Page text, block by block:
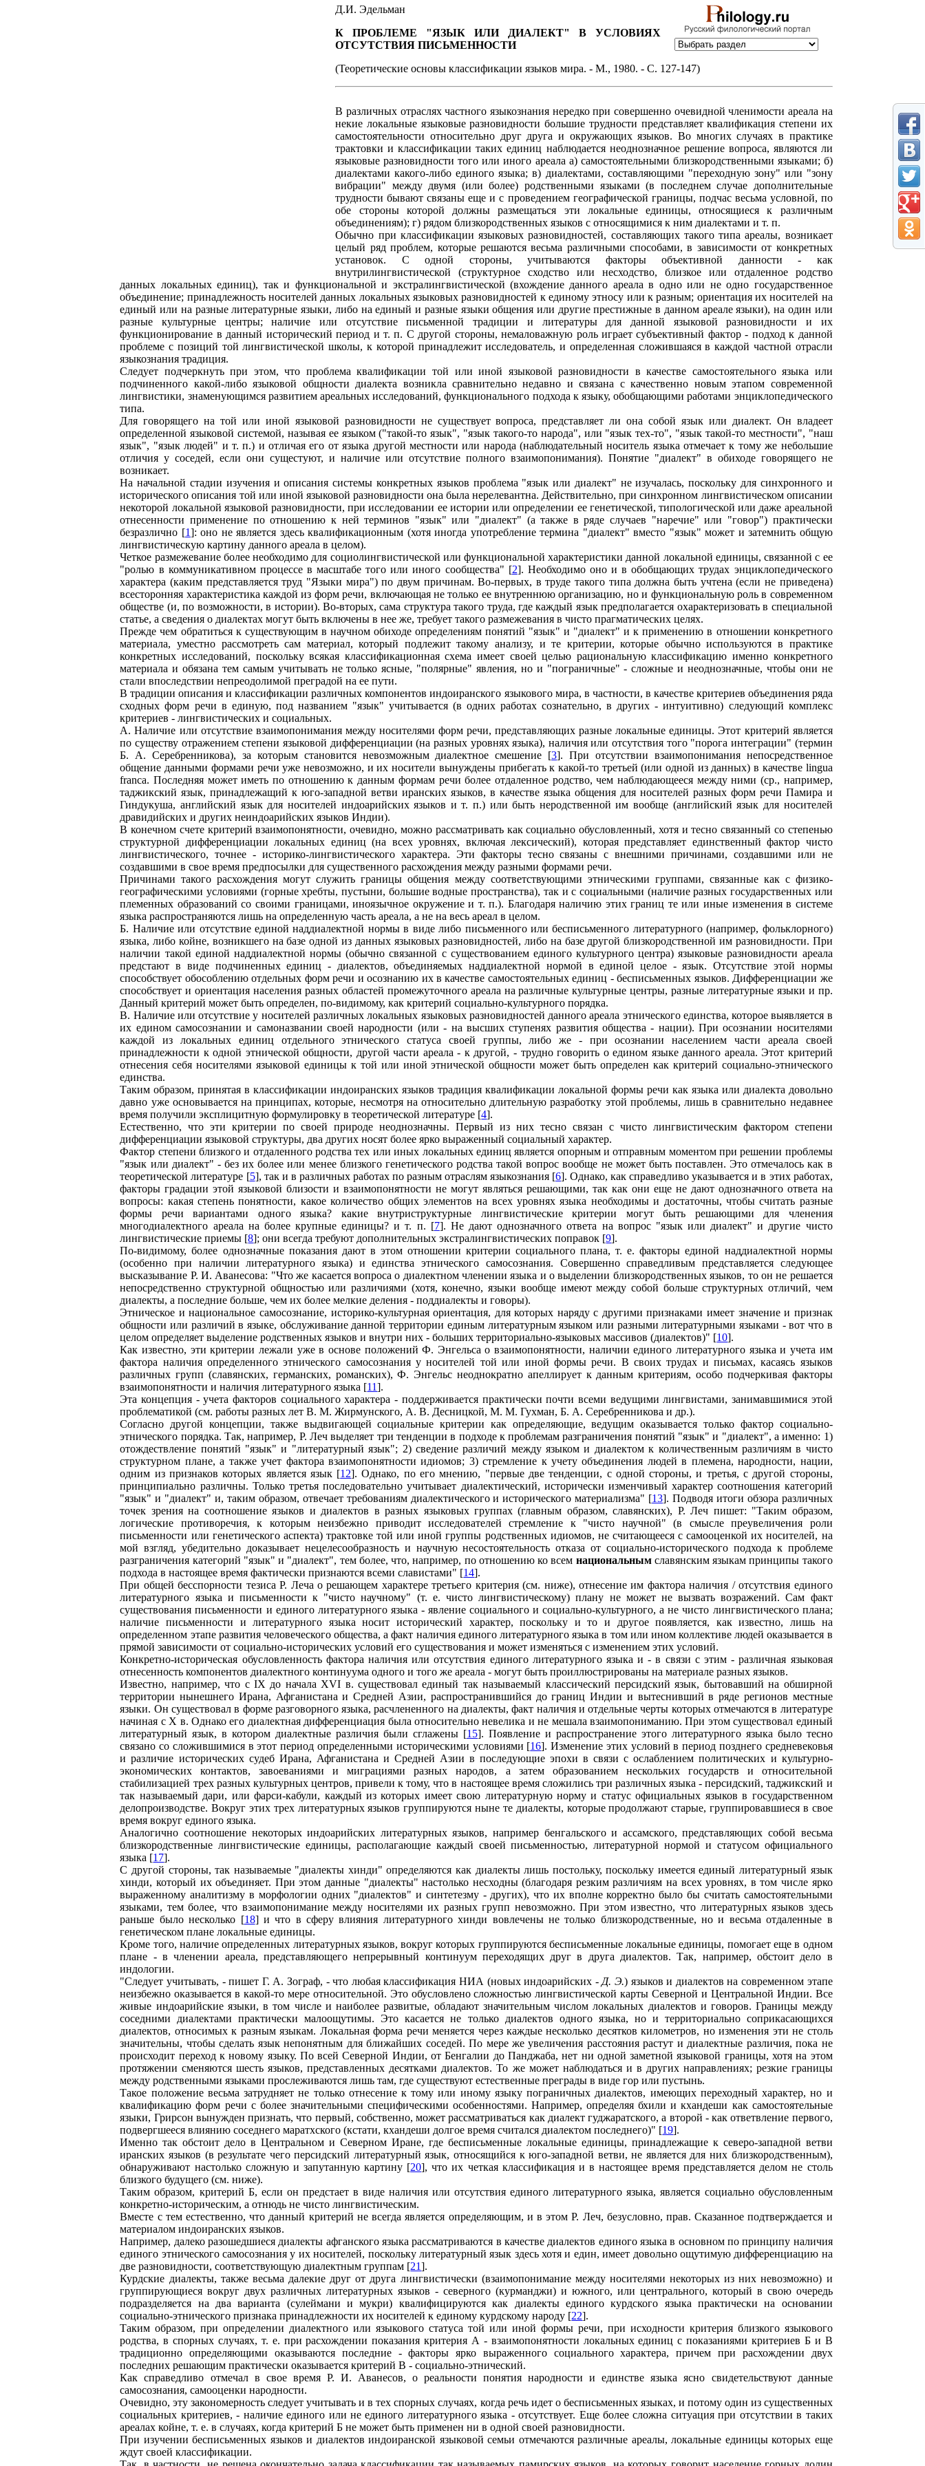
Д.И. Эдельман
К ПРОБЛЕМЕ "ЯЗЫК ИЛИ ДИАЛЕКТ" В УСЛОВИЯХ
ОТСУТСТВИЯ ПИСЬМЕННОСТИ
(Теоретические основы классификации языков мира. - М., 1980. - С. 127-147)
В различных отраслях частного языкознания нередко при совершенно очевидной членимости ареала на
некие локальные языковые разновидности большие трудности представляет квалификация степени их
самостоятельности относительно друг друга и окружающих языков. Во многих случаях в практике
трактовки и классификации таких единиц наблюдается неоднозначное решение вопроса, являются ли
языковые разновидности того или иного ареала а) самостоятельными близкородственными языками; б)
диалектами какого-либо единого языка; в) диалектами, составляющими "переходную зону" или "зону
вибрации" между двумя (или более) родственными языками (в последнем случае дополнительные
трудности бывают связаны еще и с проведением географической границы, подчас весьма условной, по
обе стороны которой должны размещаться эти локальные единицы, относящиеся к различным
объединениям); г) рядом близкородственных языков с относящимися к ним диалектами и т. п.
Обычно при классификации языковых разновидностей, составляющих такого типа ареалы, возникает
целый ряд проблем, которые решаются весьма различными способами, в зависимости от конкретных
установок. С одной стороны, учитываются факторы объективной данности - как
внутрилингвистической (структурное сходство или несходство, близкое или отдаленное родство
данных локальных единиц), так и функциональной и экстралингвистической (вхождение данного ареала в одно или не одно государственное
объединение; принадлежность носителей данных локальных языковых разновидностей к единому этносу или к разным; ориентация их носителей на
единый или на разные литературные языки, либо на единый и разные языки общения или другие престижные в данном ареале языки), на один или
разные культурные центры; наличие или отсутствие письменной традиции и литературы для данной языковой разновидности и их
функционирование в данный исторический период и т. п. С другой стороны, немаловажную роль играет субъективный фактор - подход к данной
проблеме с позиций той лингвистической школы, к которой принадлежит исследователь, и определенная сложившаяся в каждой частной отрасли
языкознания традиция.
Следует подчеркнуть при этом, что проблема квалификации той или иной языковой разновидности в качестве самостоятельного языка или
подчиненного какой-либо языковой общности диалекта возникла сравнительно недавно и связана с качественно новым этапом современной
лингвистики, знаменующимся развитием ареальных исследований, функционального подхода к языку, обобщающими работами энциклопедического
типа.
Для говорящего на той или иной языковой разновидности не существует вопроса, представляет ли она собой язык или диалект. Он владеет
определенной языковой системой, называя ее языком ("такой-то язык", "язык такого-то народа", или "язык тех-то", "язык такой-то местности", "наш
язык", "язык людей" и т. п.) и отличая его от языка другой местности или народа (наблюдательный носитель языка отмечает к тому же небольшие
отличия у соседей, если они сущестуют, и наличие или отсутствие полного взаимопонимания). Понятие "диалект" в обиходе говорящего не
возникает.
На начальной стадии изучения и описания системы конкретных языков проблема "язык или диалект" не изучалась, поскольку для синхронного и
исторического описания той или иной языковой разновидности она была нерелевантна. Действительно, при синхронном лингвистическом описании
некоторой локальной языковой разновидности, при исследовании ее истории или определении ее генетической, типологической или даже ареальной
отнесенности применение по отношению к ней терминов "язык" или "диалект" (а также в ряде случаев "наречие" или "говор") практически
безразлично [1]: оно не является здесь квалификационным (хотя иногда употребление термина "диалект" вместо "язык" может и затемнить общую
лингвистическую картину данного ареала в целом).
Четкое размежевание более необходимо для социолингвистической или функциональной характеристики данной локальной единицы, связанной с ее
"ролью в коммуникативном процессе в масштабе того или иного сообщества" [2]. Необходимо оно и в обобщающих трудах энциклопедического
характера (каким представляется труд "Языки мира") по двум причинам. Во-первых, в труде такого типа должна быть учтена (если не приведена)
всесторонняя характеристика каждой из форм речи, включающая не только ее внутреннюю организацию, но и функциональную роль в современном
обществе (и, по возможности, в истории). Во-вторых, сама структура такого труда, где каждый язык предполагается охарактеризовать в специальной
статье, а сведения о диалектах могут быть включены в нее же, требует такого размежевания в чисто прагматических целях.
Прежде чем обратиться к существующим в научном обиходе определениям понятий "язык" и "диалект" и к применению в отношении конкретного
материала, уместно рассмотреть сам материал, который подлежит такому анализу, и те критерии, которые обычно используются в практике
конкретных исследований, поскольку всякая классификационная схема имеет своей целью рациональную классификацию именно конкретного
материала и обязана тем самым учитывать не только ясные, "полярные" явления, но и "пограничные" - сложные и неоднозначные, чтобы они не
стали впоследствии непреодолимой преградой на ее пути.
В традиции описания и классификации различных компонентов индоиранского языкового мира, в частности, в качестве критериев объединения ряда
сходных форм речи в единую, под названием "язык" учитывается (в одних работах сознательно, в других - интуитивно) следующий комплекс
критериев - лингвистических и социальных.
А. Наличие или отсутствие взаимопонимания между носителями форм речи, представляющих разные локальные единицы. Этот критерий является
по существу отражением степени языковой дифференциации (на разных уровнях языка), наличия или отсутствия того "порога интеграции" (термин
Б. А. Серебренникова), за которым становится невозможным диалектное смешение [3]. При отсутствии взаимопонимания непосредственное
общение данными формами речи уже невозможно, и их носители вынуждены прибегать к какой-то третьей (или одной из данных) в качестве lingua
franca. Последняя может иметь по отношению к данным формам речи более отдаленное родство, чем наблюдающееся между ними (ср., например,
таджикский язык, принадлежащий к юго-западной ветви иранских языков, в качестве языка общения для носителей разных форм речи Памира и
Гиндукуша, английский язык для носителей индоарийских языков и т. п.) или быть неродственной им вообще (английский язык для носителей
дравидийских и других неиндоарийских языков Индии).
В конечном счете критерий взаимопонятности, очевидно, можно рассматривать как социально обусловленный, хотя и тесно связанный со степенью
структурной дифференциации локальных единиц (на всех уровнях, включая лексический), которая представляет единственный фактор чисто
лингвистического, точнее - историко-лингвистического характера. Эти факторы тесно связаны с внешними причинами, создавшими или не
создавшими в свое время предпосылки для существенного расхождения между разными формами речи.
Причинами такого расхождения могут служить границы общения между соответствующими этническими группами, связанные как с физико-
географическими условиями (горные хребты, пустыни, большие водные пространства), так и с социальными (наличие разных государственных или
племенных образований со своими границами, иноязычное окружение и т. п.). Благодаря наличию этих границ те или иные изменения в системе
языка распространяются лишь на определенную часть ареала, а не на весь ареал в целом.
Б. Наличие или отсутствие единой наддиалектной нормы в виде либо письменного или бесписьменного литературного (например, фольклорного)
языка, либо койне, возникшего на базе одной из данных языковых разновидностей, либо на базе другой близкородственной им разновидности. При
наличии такой единой наддиалектной нормы (обычно связанной с существованием единого культурного центра) языковые разновидности ареала
предстают в виде подчиненных единиц - диалектов, объединяемых наддиалектной нормой в единой целое - язык. Отсутствие этой нормы
способствует обособлению отдельных форм речи и осознанию их в качестве самостоятельных единиц - бесписьменных языков. Дифференциации же
способствует и ориентация населения разных областей промежуточного ареала на различные культурные центры, разные литературные языки и пр.
Данный критерий может быть определен, по-видимому, как критерий социально-культурного порядка.
В. Наличие или отсутствие у носителей различных локальных языковых разновидностей данного ареала этнического единства, которое выявляется в
их едином самосознании и самоназвании своей народности (или - на высших ступенях развития общества - нации). При осознании носителями
каждой из локальных единиц отдельного этнического статуса своей группы, либо же - при осознании населением части ареала своей
принадлежности к одной этнической общности, другой части ареала - к другой, - трудно говорить о едином языке данного ареала. Этот критерий
отнесения себя носителями языковой единицы к той или иной этнической общности может быть определен как критерий социально-этнического
единства.
Таким образом, принятая в классификации индоиранских языков традиция квалификации локальной формы речи как языка или диалекта довольно
давно уже основывается на принципах, которые, несмотря на относительно длительную разработку этой проблемы, лишь в сравнительно недавнее
время получили эксплицитную формулировку в теоретической литературе [4].
Естественно, что эти критерии по своей природе неоднозначны. Первый из них тесно связан с чисто лингвистическим фактором степени
дифференциации языковой структуры, два других носят более ярко выраженный социальный характер.
Фактор степени близкого и отдаленного родства тех или иных локальных единиц является опорным и отправным моментом при решении проблемы
"язык или диалект" - без их более или менее близкого генетического родства такой вопрос вообще не может быть поставлен. Это отмечалось как в
теоретической литературе [5], так и в различных работах по разным отраслям языкознания [6]. Однако, как справедливо указывается и в этих работах,
факторы градации этой языковой близости и взаимопонятности не могут являться решающими, так как они еще не дают однозначного ответа на
вопросы: какая степень понятности, какое количество общих элементов на всех уровнях языка необходимы и достаточны, чтобы считать разные
формы речи вариантами одного языка? какие внутриструктурные лингвистические критерии могут быть решающими для членения
многодиалектного ареала на более крупные единицы? и т. п. [7]. Не дают однозначного ответа на вопрос "язык или диалект" и другие чисто
лингвистические приемы [8]; они всегда требуют дополнительных экстралингвистических поправок [9].
По-видимому, более однозначные показания дают в этом отношении критерии социального плана, т. е. факторы единой наддиалектной нормы
(особенно при наличии литературного языка) и единства этнического самосознания. Совершенно справедливым представляется следующее
высказывание Р. И. Аванесова: "Что же касается вопроса о диалектном членении языка и о выделении близкородственных языков, то он не решается
непосредственно структурной общностью или различиями (хотя, конечно, языки вообще имеют между собой больше структурных отличий, чем
диалекты, а последние больше, чем их более мелкие деления - поддиалекты и говоры).
Этническое и национальное самосознание, историко-культурная ориентация, для которых наряду с другими признаками имеет значение и признак
общности или различий в языке, обслуживание данной территории единым литературным языком или разными литературными языками - вот что в
целом определяет выделение родственных языков и внутри них - больших территориально-языковых массивов (диалектов)" [10].
Как известно, эти критерии лежали уже в основе положений Ф. Энгельса о взаимопонятности, наличии единого литературного языка и учета им
фактора наличия определенного этнического самосознания у носителей той или иной формы речи. В своих трудах и письмах, касаясь языков
различных групп (славянских, германских, романских), Ф. Энгельс неоднократно апеллирует к данным критериям, особо подчеркивая факторы
взаимопонятности и наличия литературного языка [11].
Эта концепция - учета факторов социального характера - поддерживается практически почти всеми ведущими лингвистами, занимавшимися этой
проблематикой (см. работы разных лет В. М. Жирмунского, А. В. Десницкой, М. М. Гухман, Б. А. Серебренникова и др.).
Согласно другой концепции, также выдвигающей социальные критерии как определяющие, ведущим оказывается только фактор социально-
этнического порядка. Так, например, Р. Леч выделяет три тенденции в подходе к проблемам разграничения понятий "язык" и "диалект", а именно: 1)
отождествление понятий "язык" и "литературный язык"; 2) сведение различий между языком и диалектом к количественным различиям в чисто
структурном плане, а также учет фактора взаимопонятности идиомов; 3) стремление к учету объединения людей в племена, народности, нации,
одним из признаков которых является язык [12]. Однако, по его мнению, "первые две тенденции, с одной стороны, и третья, с другой стороны,
принципиально различны. Только третья последовательно учитывает диалектический, исторически изменчивый характер соотношения категорий
"язык" и "диалект" и, таким образом, отвечает требованиям диалектического и исторического материализма" [13]. Подводя итоги обзора различных
точек зрения на соотношение языков и диалектов в разных языковых группах (главным образом, славянских), Р. Леч пишет: "Таким образом,
логические противоречия, к которым неизбежно приводит исследователей стремление к "чисто научной" (в смысле преувеличения роли
письменности или генетического аспекта) трактовке той или иной группы родственных идиомов, не считающееся с самооценкой их носителей, на
мой взгляд, убедительно доказывает нецелесообразность и научную несостоятельность отказа от социально-исторического подхода к проблеме
разграничения категорий "язык" и "диалект", тем более, что, например, по отношению ко всем национальнымславянским языкам принципы такого
подхода в настоящее время фактически признаются всеми славистами" [14].
При общей бесспорности тезиса Р. Леча о решающем характере третьего критерия (см. ниже), отнесение им фактора наличия / отсутствия единого
литературного языка и письменности к "чисто научному" (т. е. чисто лингвистическому) плану не может не вызвать возражений. Сам факт
существования письменности и единого литературного языка - явление социального и социально-культурного, а не чисто лингвистического плана;
наличие письменности и литературного языка носит исторический характер, поскольку и то и другое появляется, как известно, лишь на
определенном этапе развития человеческого общества, а факт наличия единого литературного языка в том или ином коллективе людей оказывается в
прямой зависимости от социально-исторических условий его существования и может изменяться с изменением этих условий.
Конкретно-историческая обусловленность фактора наличия или отсутствия единого литературного языка и - в связи с этим - различная языковая
отнесенность компонентов диалектного континуума одного и того же ареала - могут быть проиллюстрированы на материале разных языков.
Известно, например, что с IX до начала XVI в. существовал единый так называемый классический персидский язык, бытовавший на обширной
территории нынешнего Ирана, Афганистана и Средней Азии, распространившийся до границ Индии и вытеснивший в ряде регионов местные
языки. Он существовал в форме разговорного языка, расчлененного на диалекты, факт наличия и отдельные черты которых отмечаются в литературе
начиная с X в. Однако его диалектная дифференциация была относительно невелика и не мешала взаимопониманию. При этом существовал единый
литературный язык, в котором диалектные различия были сглажены [15]. Появление и распространение этого литературного языка было тесно
связано со сложившимися в этот период определенными историческими условиями [16]. Изменение этих условий в период позднего средневековья
и различие исторических судеб Ирана, Афганистана и Средней Азии в последующие эпохи в связи с ослаблением политических и культурно-
экономических контактов, завоеваниями и миграциями разных народов, а затем образованием нескольких государств и относительной
стабилизацией трех разных культурных центров, привели к тому, что в настоящее время сложились три различных языка - персидский, таджикский и
так называемый дари, или фарси-кабули, каждый из которых имеет свою литературную норму и статус официальных языков в государственном
делопроизводстве. Вокруг этих трех литературных языков группируются ныне те диалекты, которые продолжают старые, группировавшиеся в свое
время вокруг единого языка.
Аналогично соотношение некоторых индоарийских литературных языков, например бенгальского и ассамского, представляющих собой весьма
близкородственные лингвистические единицы, располагающие каждый своей письменностью, литературной нормой и статусом официального
языка [17].
С другой стороны, так называемые "диалекты хинди" определяются как диалекты лишь постольку, поскольку имеется единый литературный язык
хинди, который их объединяет. При этом данные "диалекты" настолько несходны (благодаря резким различиям на всех уровнях, в том числе ярко
выраженному аналитизму в морфологии одних "диалектов" и синтетезму - других), что их вполне корректно было бы считать самостоятельными
языками, тем более, что взаимопонимание между носителями их разных групп невозможно. При этом известно, что литературных языков здесь
раньше было несколько [18] и что в сферу влияния литературного хинди вовлечены не только близкородственные, но и весьма отдаленные в
генетическом плане локальные единицы.
Кроме того, наличие определенных литературных языков, вокруг которых группируются бесписьменные локальные единицы, помогает еще в одном
плане - в членении ареала, представляющего непрерывный континуум переходящих друг в друга диалектов. Так, например, обстоит дело в
индологии.
"Следует учитывать, - пишет Г. А. Зограф, - что любая классификация НИА (новых индоарийских - Д. Э.) языков и диалектов на современном этапе
неизбежно оказывается в какой-то мере относительной. Это обусловлено сложностью лингвистической карты Северной и Центральной Индии. Все
живые индоарийские языки, в том числе и наиболее развитые, обладают значительным числом локальных диалектов и говоров. Границы между
соседними диалектами практически малоощутимы. Это касается не только диалектов одного языка, но и территориально соприкасающихся
диалектов, относимых к разным языкам. Локальная форма речи меняется через каждые несколько десятков километров, но изменения эти не столь
значительны, чтобы сделать язык непонятным для ближайших соседей. По мере же увеличения расстояния растут и диалектные различия, пока не
происходит переход к новому языку. По всей Северной Индии, от Бенгалии до Панджаба, нет ни одной заметной языковой границы, хотя на этом
протяжении сменяются шесть языков, представленных десятками диалектов. То же может наблюдаться и в других направлениях; резкие границы
между родственными языками прослеживаются лишь там, где существуют естественные преграды в виде гор или пустынь.
Такое положение весьма затрудняет не только отнесение к тому или иному языку пограничных диалектов, имеющих переходный характер, но и
квалификацию форм речи с более значительными специфическими особенностями. Например, определяя бхили и кхандеши как самостоятельные
языки, Грирсон вынужден признать, что первый, собственно, может рассматриваться как диалект гуджаратского, а второй - как ответвление первого,
подвергшееся влиянию соседнего маратхского (кстати, кхандеши долгое время считался диалектом последнего)" [19].
Именно так обстоит дело в Центральном и Северном Иране, где бесписьменные локальные единицы, принадлежащие к северо-западной ветви
иранских языков (в результате чего персидский литературный язык, относящийся к юго-западной ветви, не является для них близкородственным),
обнаруживают настолько сложную и запутанную картину [20], что их четкая классификация и в настоящее время представляется делом не столь
близкого будущего (см. ниже).
Таким образом, критерий Б, если он предстает в виде наличия или отсутствия единого литературного языка, является социально обусловленным
конкретно-историческим, а отнюдь не чисто лингвистическим.
Вместе с тем естественно, что данный критерий не всегда является определяющим, и в этом Р. Леч, безусловно, прав. Сказанное подтверждается и
материалом индоиранских языков.
Например, далеко разошедшиеся диалекты афганского языка рассматриваются в качестве диалектов единого языка в основном по принципу наличия
единого этнического самосознания у их носителей, поскольку литературный язык здесь хотя и един, имеет довольно ощутимую дифференциацию на
две разновидности, соответствующую диалектным группам [21].
Курдские диалекты, также весьма далекие друг от друга лингвистически (взаимопонимание между носителями некоторых из них невозможно) и
группирующиеся вокруг двух различных литературных языков - северного (курманджи) и южного, или центрального, который в свою очередь
подразделяется на два варианта (сулеймани и мукри) квалифицируются как диалекты единого курдского языка практически на основании
социально-этнического признака принадлежности их носителей к единому курдскому народу [22].
Таким образом, при определении диалектного или языкового статуса той или иной формы речи, при исходности критерия близкого языкового
родства, в спорных случаях, т. е. при расхождении показания критерия А - взаимопонятности локальных единиц с показаниями критериев Б и В
традиционно определяющими оказываются последние - факторы ярко выраженного социального характера, причем при расхождении двух
последних решающим практически оказывается критерий В - социально-этнический.
Как справедливо отмечал в свое время Р. И. Аванесов, о реальности понятия народности и единстве языка ясно свидетельствуют данные
самосознания, самооценки народности.
Очевидно, эту закономерность следует учитывать и в тех спорных случаях, когда речь идет о бесписьменных языках, и потому один из существенных
социальных критериев, - наличие единого или не единого литературного языка - отсутствует. Еще более сложна ситуация при отсутствии в таких
ареалах койне, т. е. в случаях, когда критерий Б не может быть применен ни в одной своей разновидности.
При изучении бесписьменных языков и диалектов индоиранской языковой семьи отмечаются различные ареалы, локальные единицы которых еще
ждут своей классификации.